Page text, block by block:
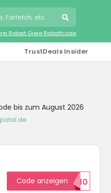
Robert Giere Rabattcode
TrustDeals Insider
bis zum August 2026
Code anzeigenHELLO10